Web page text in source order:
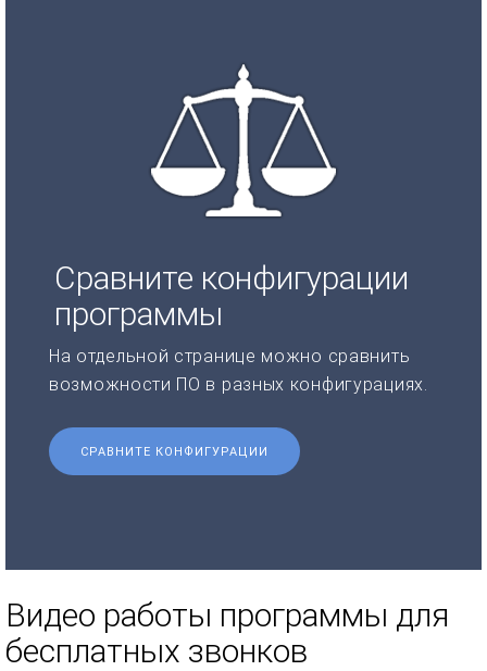
Сравните конфигурации
программы
На отдельной странице можно сравнить
возможности ПО в разных конфигурациях.
СРАВНИТЕ КОНФИГУРАЦИИ
Видео работы программы для
бесплатных звонков